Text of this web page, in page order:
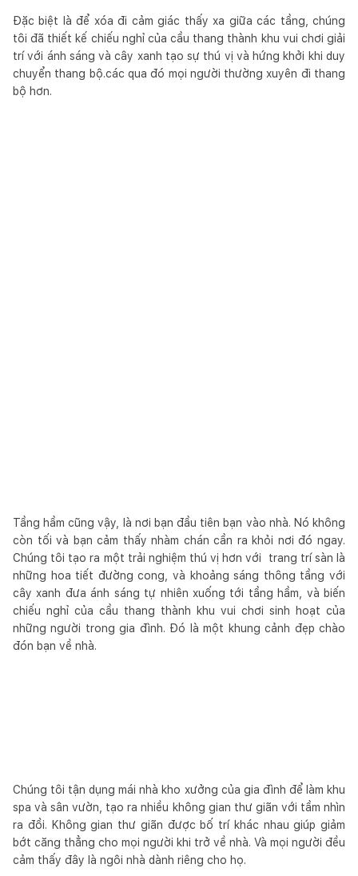
Đặc biệt là để xóa đi cảm giác thấy xa giữa các tầng, chúng
tôi đã thiết kế chiếu nghỉ của cầu thang thành khu vui chơi giải
trí với ánh sáng và cây xanh tạo sự thú vị và hứng khởi khi duy
chuyển thang bộ.các qua đó mọi người thường xuyên đi thang
bộ hơn.
Tầng hầm cũng vậy, là nơi bạn đầu tiên bạn vào nhà. Nó không
còn tối và bạn cảm thấy nhàm chán cần ra khỏi nơi đó ngay.
Chúng tôi tạo ra một trải nghiệm thú vị hơn với trang trí sàn là
những hoa tiết đường cong, và khoảng sáng thông tầng với
cây xanh đưa ánh sáng tự nhiên xuống tới tầng hầm, và biến
chiếu nghỉ của cầu thang thành khu vui chơi sinh hoạt của
những người trong gia đình. Đó là một khung cảnh đẹp chào
đón bạn về nhà.
Chúng tôi tận dụng mái nhà kho xưởng của gia đình để làm khu
spa và sân vườn, tạo ra nhiều không gian thư giãn với tầm nhìn
ra đồi. Không gian thư giãn được bố trí khác nhau giúp giảm
bớt căng thẳng cho mọi người khi trở về nhà. Và mọi người đều
cảm thấy đây là ngôi nhà dành riêng cho họ.